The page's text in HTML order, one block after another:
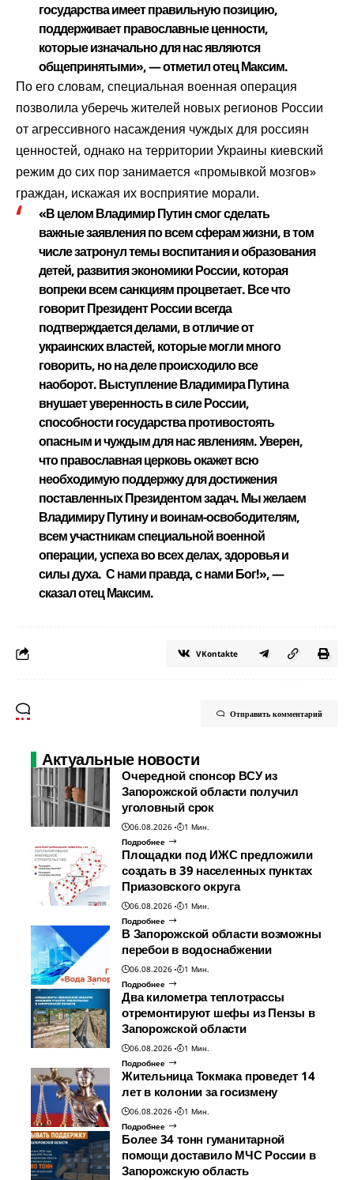
государства имеет правильную позицию,
поддерживает православные ценности,
которые изначально для нас являются
общепринятыми», — отметил отец Максим.
По его словам, специальная военная операция
позволила уберечь жителей новых регионов России
от агрессивного насаждения чуждых для россиян
ценностей, однако на территории Украины киевский
режим до сих пор занимается «промывкой мозгов»
граждан, искажая их восприятие морали.
«В целом Владимир Путин смог сделать
важные заявления по всем сферам жизни, в том
числе затронул темы воспитания и образования
детей, развития экономики России, которая
вопреки всем санкциям процветает. Все что
говорит Президент России всегда
подтверждается делами, в отличие от
украинских властей, которые могли много
говорить, но на деле происходило все
наоборот. Выступление Владимира Путина
внушает уверенность в силе России,
способности государства противостоять
опасным и чуждым для нас явлениям. Уверен,
что православная церковь окажет всю
необходимую поддержку для достижения
поставленных Президентом задач. Мы желаем
Владимиру Путину и воинам-освободителям,
всем участникам специальной военной
операции, успеха во всех делах, здоровья и
силы духа. С нами правда, с нами Бог!», —
сказал отец Максим.
VKontakte
Отправить комментарий
Актуальные новости
Очередной спонсор ВСУ из
Запорожской области получил
уголовный срок
06.08.2026
1 Мин.
Подробнее
Площадки под ИЖС предложили
создать в 39 населенных пунктах
Приазовского округа
06.08.2026
1 Мин.
Подробнее
В Запорожской области возможны
перебои в водоснабжении
06.08.2026
1 Мин.
Подробнее
Два километра теплотрассы
отремонтируют шефы из Пензы в
Запорожской области
06.08.2026
1 Мин.
Подробнее
Жительница Токмака проведет 14
лет в колонии за госизмену
06.08.2026
1 Мин.
Подробнее
Более 34 тонн гуманитарной
помощи доставило МЧС России в
Запорожскую область